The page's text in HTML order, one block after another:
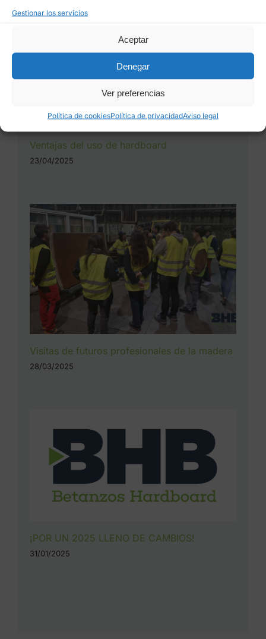
Gestionar los servicios
Aceptar
Denegar
Ver preferencias
Política de cookiesPolítica de privacidadAviso legal
Ventajas del uso de hardboard
23/04/2025
Visitas de futuros profesionales de la madera
28/03/2025
¡POR UN 2025 LLENO DE CAMBIOS!
31/01/2025